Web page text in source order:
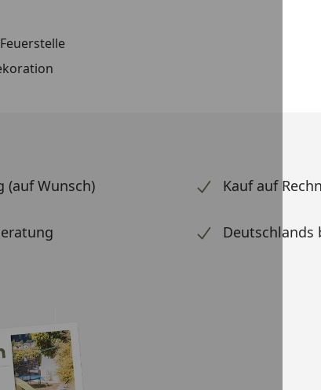
(auf Wunsch) Kauf auf
Deutschlands